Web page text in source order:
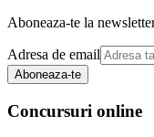
Aboneaza-te la
Adresa de email
Aboneaza-te
Concursuri online